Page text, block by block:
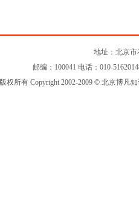
地址：北京市
邮编：100041 电话：010-
版权所有 Copyright 2002-2009 © 北京博凡